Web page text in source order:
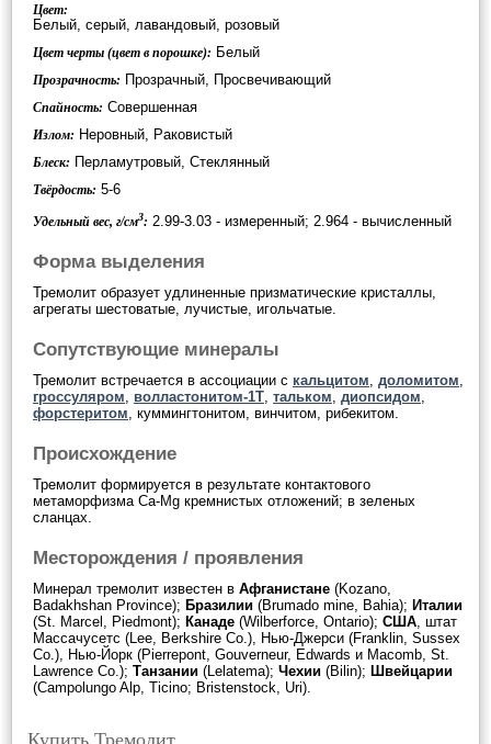
Цвет:
Белый, серый, лавандовый, розовый
Цвет черты (цвет в порошке): Белый
Прозрачность: Прозрачный, Просвечивающий
Спайность: Совершенная
Излом: Неровный, Раковистый
Блеск: Перламутровый, Стеклянный
Твёрдость: 5-6
Удельный вес, г/см3: 2.99-3.03 - измеренный; 2.964 - вычисленный
Форма выделения
Тремолит образует удлиненные призматические кристаллы,
агрегаты шестоватые, лучистые, игольчатые.
Сопутствующие минералы
Тремолит встречается в ассоциации с кальцитом доломитом
гроссуляром
волластонитом-1Т тальком диопсидом
форстеритом , куммингтонитом, винчитом, рибекитом.
Происхождение
Тремолит формируется в результате контактового
метаморфизма Ca-Mg кремнистых отложений; в зеленых
сланцах.
Месторождения / проявления
Минерал тремолит известен в Афганистане (Kozano,
Badakhshan Province); Бразилии (Brumado mine, Bahia); Италии
(St. Marcel, Piedmont); Канаде (Wilberforce, Ontario); США , штат
Массачусетс (Lee, Berkshire Co.), Нью-Джерси (Franklin, Sussex
Co.), Нью-Йорк (Pierrepont, Gouverneur, Edwards и Macomb, St.
Lawrence Co.); Танзании (Lelatema); Чехии (Bilin); Швейцарии
(Campolungo Alp, Ticino; Bristenstock, Uri).
Купить Тремолит